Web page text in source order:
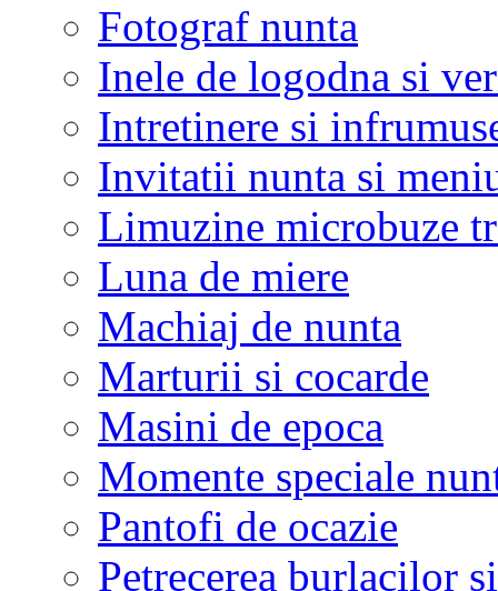
Fotograf nunta
Inele de logodna si
Intretinere si
Invitatii nunta si
Limuzine microbuze
Luna de miere
Machiaj de nunta
Marturii si cocarde
Masini de epoca
Momente speciale
Pantofi de ocazie
Petrecerea burlacilor